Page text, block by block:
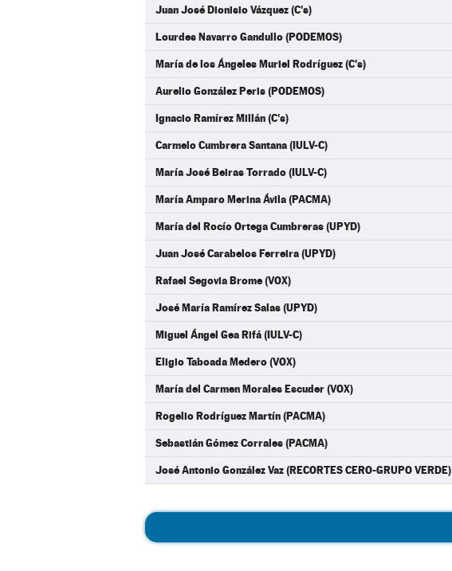
Juan José Dionisio Vázquez (C's)
Lourdes Navarro Gandullo (PODEMOS)
María de los Ángeles Muriel Rodríguez (C's)
Aurelio González Peris (PODEMOS)
Ignacio Ramírez Millán (C's)
Carmelo Cumbrera Santana (IULV-C)
María José Beiras Torrado (IULV-C)
María Amparo Merina Ávila (PACMA)
María del Rocío Ortega Cumbreras (UPYD)
Juan José Carabelos Ferreira (UPYD)
Rafael Segovia Brome (VOX)
José María Ramírez Salas (UPYD)
Miguel Ángel Gea Rifá (IULV-C)
Eligio Taboada Medero (VOX)
María del Carmen Morales Escuder (VOX)
Rogelio Rodríguez Martín (PACMA)
Sebastián Gómez Corrales (PACMA)
José Antonio González Vaz (RECORTES CERO-GRUPO VERDE)